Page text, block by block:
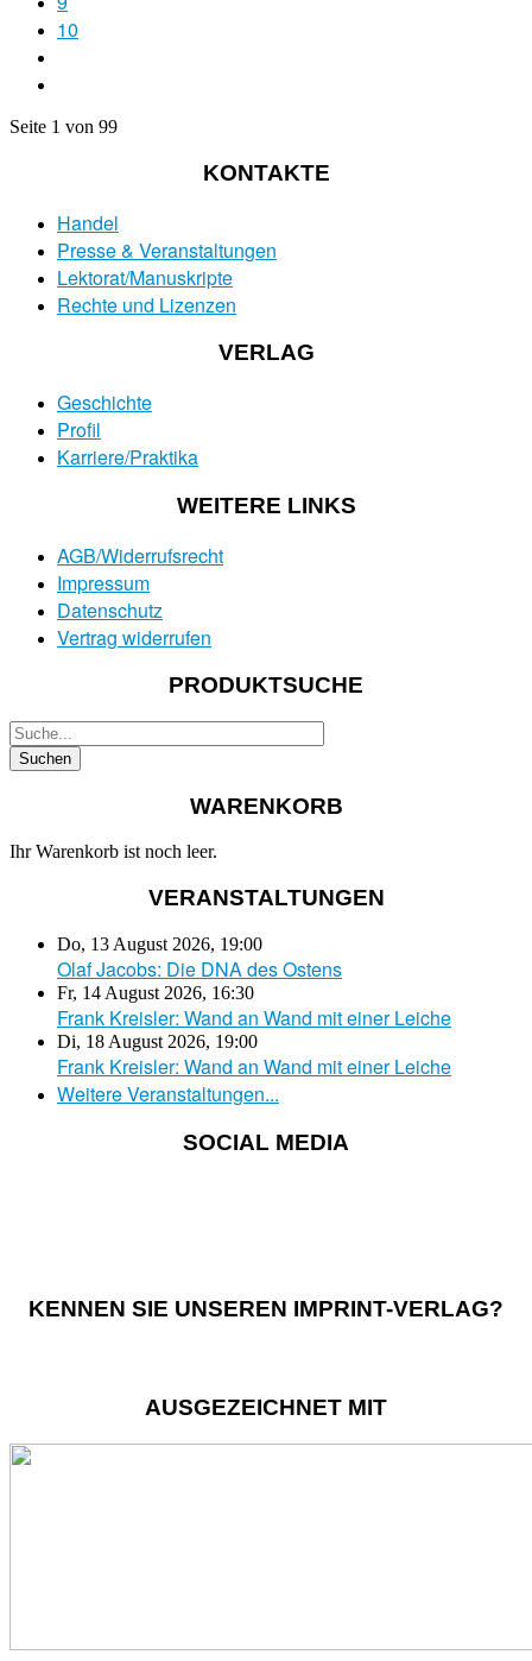
10
Seite 1 von 99
KONTAKTE
Handel
Presse & Veranstaltungen
Lektorat/Manuskripte
Rechte und Lizenzen
VERLAG
Geschichte
Profil
Karriere/Praktika
WEITERE LINKS
AGB/Widerrufsrecht
Impressum
Datenschutz
Vertrag widerrufen
PRODUKTSUCHE
WARENKORB
Ihr Warenkorb ist noch leer.
VERANSTALTUNGEN
Do, 13 August 2026, 19:00
Olaf Jacobs: Die DNA des Ostens
Fr, 14 August 2026, 16:30
Frank Kreisler: Wand an Wand mit einer Leiche
Di, 18 August 2026, 19:00
Frank Kreisler: Wand an Wand mit einer Leiche
Weitere Veranstaltungen...
SOCIAL MEDIA
KENNEN SIE UNSEREN IMPRINT-VERLAG?
AUSGEZEICHNET MIT